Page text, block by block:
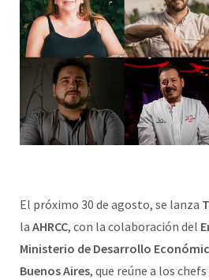
El próximo 30 de agosto, se lanza
la AHRCC, con la colaboración del
Ministerio de Desarrollo
Buenos Aires, que reúne a los